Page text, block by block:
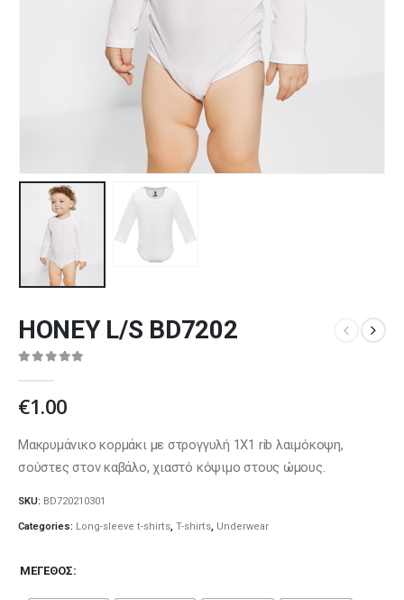
HONEY L/S BD7202
€1.00
Μακρυμάνικο κορμάκι με στρογγυλή 1Χ1 rib λαιμόκοψη,
σούστες στον καβάλο, χιαστό κόψιμο στους ώμους.
SKU: BD720210301
Categories: Long-sleeve t-shirts, T-shirts, Underwear
ΜΈΓΕΘΟΣ